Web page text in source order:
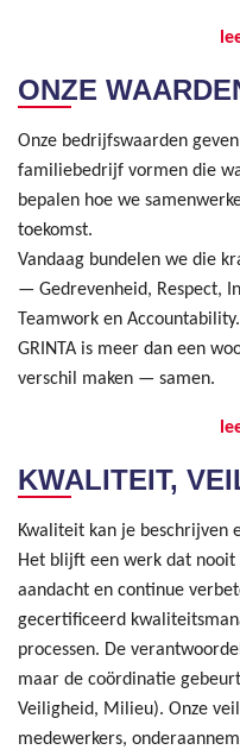
ONZE
Onze bedrijfswaarden
familiebedrijf vormen die
bepalen hoe we
toekomst.
Vandaag bundelen we die
— Gedrevenheid, Respect,
Teamwork en Accountability.
GRINTA is meer dan een
verschil maken — samen.
KWALITEIT,
Kwaliteit kan je beschrijven
Het blijft een werk dat
aandacht en continue
gecertificeerd
processen. De
maar de coördinatie
Veiligheid, Milieu). Onze
medewerkers,